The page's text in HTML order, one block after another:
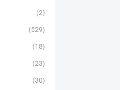
(2)
(529)
(18)
(23)
(30)